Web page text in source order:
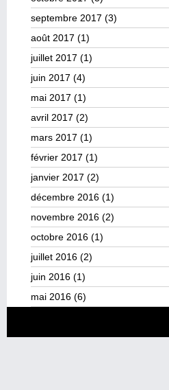
septembre 2017 (3)
août 2017 (1)
juillet 2017 (1)
juin 2017 (4)
mai 2017 (1)
avril 2017 (2)
mars 2017 (1)
février 2017 (1)
janvier 2017 (2)
décembre 2016 (1)
novembre 2016 (2)
octobre 2016 (1)
juillet 2016 (2)
juin 2016 (1)
mai 2016 (6)